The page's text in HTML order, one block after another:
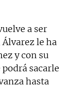
a ser
le ha
y con su
sacarle
hasta